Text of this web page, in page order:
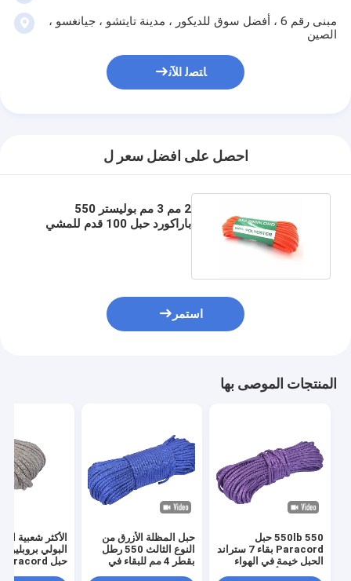
مبنى رقم 6 ، أفضل سوق للديكور ، مدينة تايتشو ، جيانغسو ،
الصين
ﺎﺘﺼﻟ ﺍﻶﻧ
احصل على افضل سعر ل
2 مم 3 مم بوليستر 550
باراكورد حبل 100 قدم للمشي
استمر
المنتجات الموصى بها
550lb 550 حبل
Paracord بقاء 7 ستراند
الحبل خيمة في الهواء
حبل المظلة الأزرق من
النوع الثالث 550 رطل
بقطر 4 مم للبقاء في
الأكثر شعبية
حبل Paracord للإنقاذ